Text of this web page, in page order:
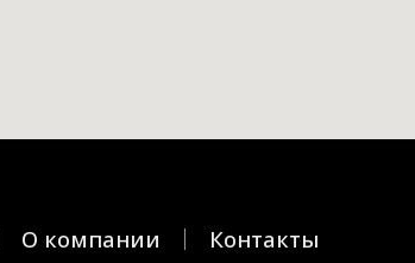
О компании Контакты